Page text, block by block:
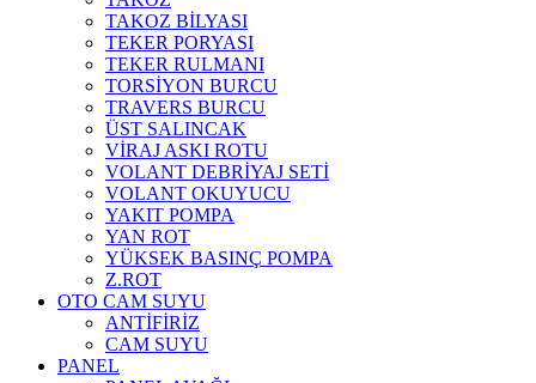
TAKOZ BİLYASI
TEKER PORYASI
TEKER RULMANI
TORSİYON BURCU
TRAVERS BURCU
ÜST SALINCAK
VİRAJ ASKI ROTU
VOLANT DEBRİYAJ SETİ
VOLANT OKUYUCU
YAKIT POMPA
YAN ROT
YÜKSEK BASINÇ POMPA
Z.ROT
OTO CAM SUYU
ANTİFİRİZ
CAM SUYU
PANEL